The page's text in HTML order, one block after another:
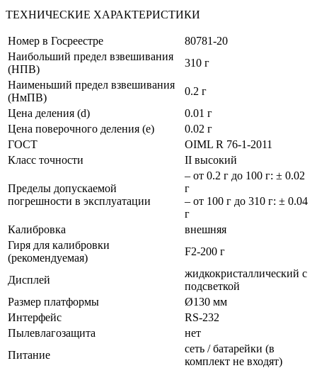
ТЕХНИЧЕСКИЕ ХАРАКТЕРИСТИКИ
Номер в Госреестре
80781-20
Наибольший предел взвешивания
(НПВ)
310 г
Наименьший предел взвешивания
(НмПВ)
0.2 г
Цена деления (d)
0.01 г
Цена поверочного деления (e)
0.02 г
ГОСТ
OIML R 76-1-2011
Класс точности
II высокий
Пределы допускаемой
погрешности в эксплуатации
– от 0.2 г до 100 г: ± 0.02
г
– от 100 г до 310 г: ± 0.04
г
Калибровка
внешняя
Гиря для калибровки
(рекомендуемая)
F2-200 г
Дисплей
жидкокристаллический с
подсветкой
Размер платформы
Ø130 мм
Интерфейс
RS-232
Пылевлагозащита
нет
Питание
сеть / батарейки (в
комплект не входят)